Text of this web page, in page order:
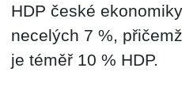
HDP české
necelých 7 %,
je téměř 10 % HDP.